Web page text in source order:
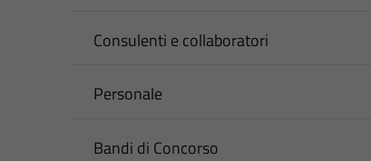
Consulenti e collaboratori
Personale
Bandi di Concorso